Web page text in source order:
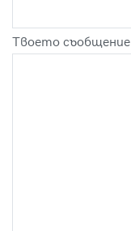
Твоето съобщение